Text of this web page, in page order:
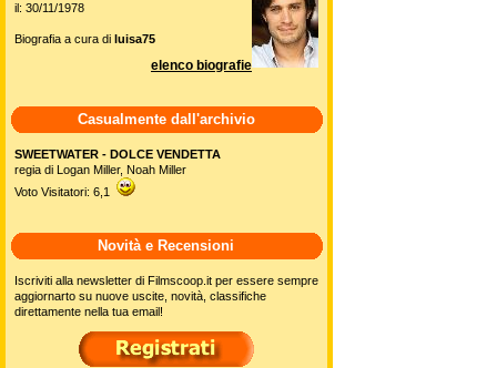
il: 30/11/1978
Biografia a cura di luisa75
elenco biografie
Casualmente dall'archivio
SWEETWATER - DOLCE VENDETTA
regia di Logan Miller, Noah Miller
Voto Visitatori: 6,1
Novità e Recensioni
Iscriviti alla newsletter di Filmscoop.it per essere sempre
aggiornarto su nuove uscite, novità, classifiche
direttamente nella tua email!